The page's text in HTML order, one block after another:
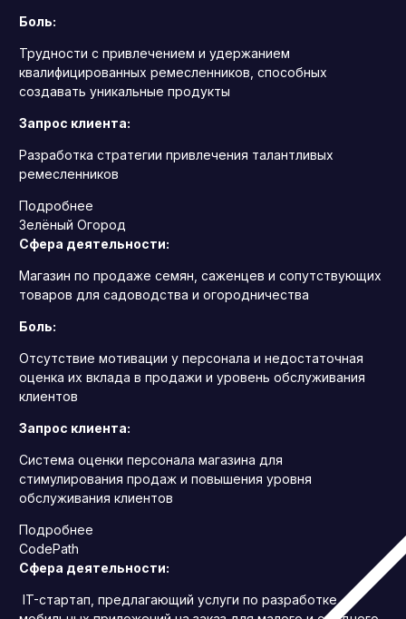
Боль:
Трудности с привлечением и удержанием
квалифицированных ремесленников, способных
создавать уникальные продукты
Запрос клиента:
Разработка стратегии привлечения талантливых
ремесленников
Подробнее
Зелёный Огород
Сфера деятельности:
Магазин по продаже семян, саженцев и сопутствующих
товаров для садоводства и огородничества
Боль:
Отсутствие мотивации у персонала и недостаточная
оценка их вклада в продажи и уровень обслуживания
клиентов
Запрос клиента:
Система оценки персонала магазина для
стимулирования продаж и повышения уровня
обслуживания клиентов
Подробнее
CodePath
Сфера деятельности:
IT-стартап, предлагающий услуги по разработке